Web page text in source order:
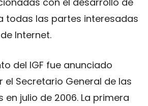
todas las partes interesadas
Internet.
del IGF fue anunciado
Secretario General de las
en julio de 2006. La primera